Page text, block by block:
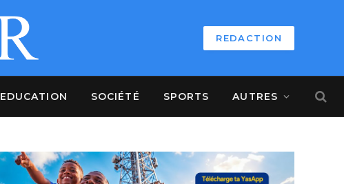
REDACTION
EDUCATION SOCIÉTÉ SPORTS AUTRES